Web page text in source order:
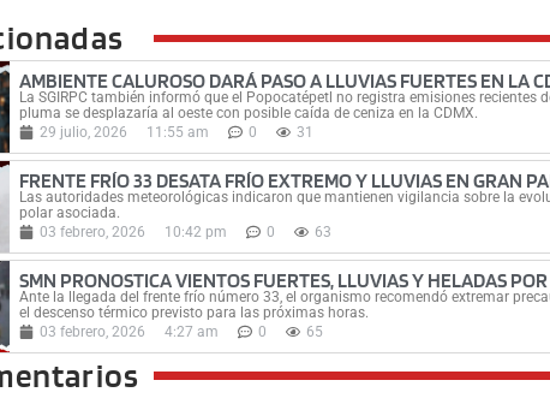
AMBIENTE CALUROSO DARÁ PASO A LLUVIAS FUERTES EN LA
La SGIRPC también informó que el Popocatépetl no registra emisiones recientes
pluma se desplazaría al oeste con posible caída de ceniza en la CDMX.
29 julio, 2026
11:55 am 0 31
FRENTE FRÍO 33 DESATA FRÍO EXTREMO Y LLUVIAS EN GRAN
Las autoridades meteorológicas indicaron que mantienen vigilancia sobre la
polar asociada.
03 febrero, 2026
10:42 pm 0 63
SMN PRONOSTICA VIENTOS FUERTES, LLUVIAS Y HELADAS
Ante la llegada del frente frío número 33, el organismo recomendó extremar
el descenso térmico previsto para las próximas horas.
03 febrero, 2026
4:27 am 0 65